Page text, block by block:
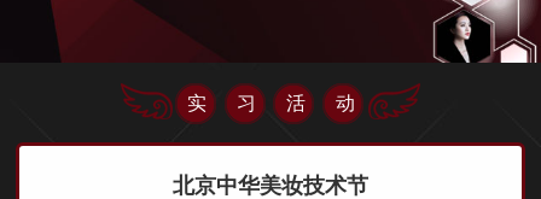
实习活动
北京中华美妆技术节